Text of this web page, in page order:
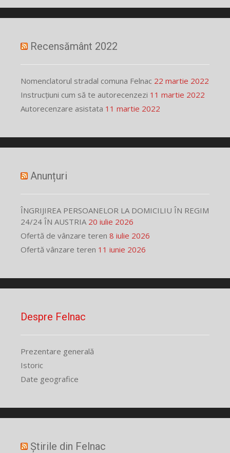
Recensământ 2022
Nomenclatorul stradal comuna Felnac 22 martie 2022
Instrucțiuni cum să te autorecenzezi 11 martie 2022
Autorecenzare asistata 11 martie 2022
Anunțuri
ÎNGRIJIREA PERSOANELOR LA DOMICILIU ÎN REGIM
24/24 ÎN AUSTRIA 20 iulie 2026
Ofertă de vânzare teren 8 iulie 2026
Ofertă vânzare teren 11 iunie 2026
Despre Felnac
Prezentare generală
Istoric
Date geografice
Știrile din Felnac